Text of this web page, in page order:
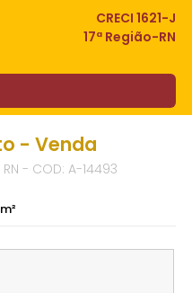
CRECI 1621-J
17ª Região-RN
- Venda
- COD: A-14493